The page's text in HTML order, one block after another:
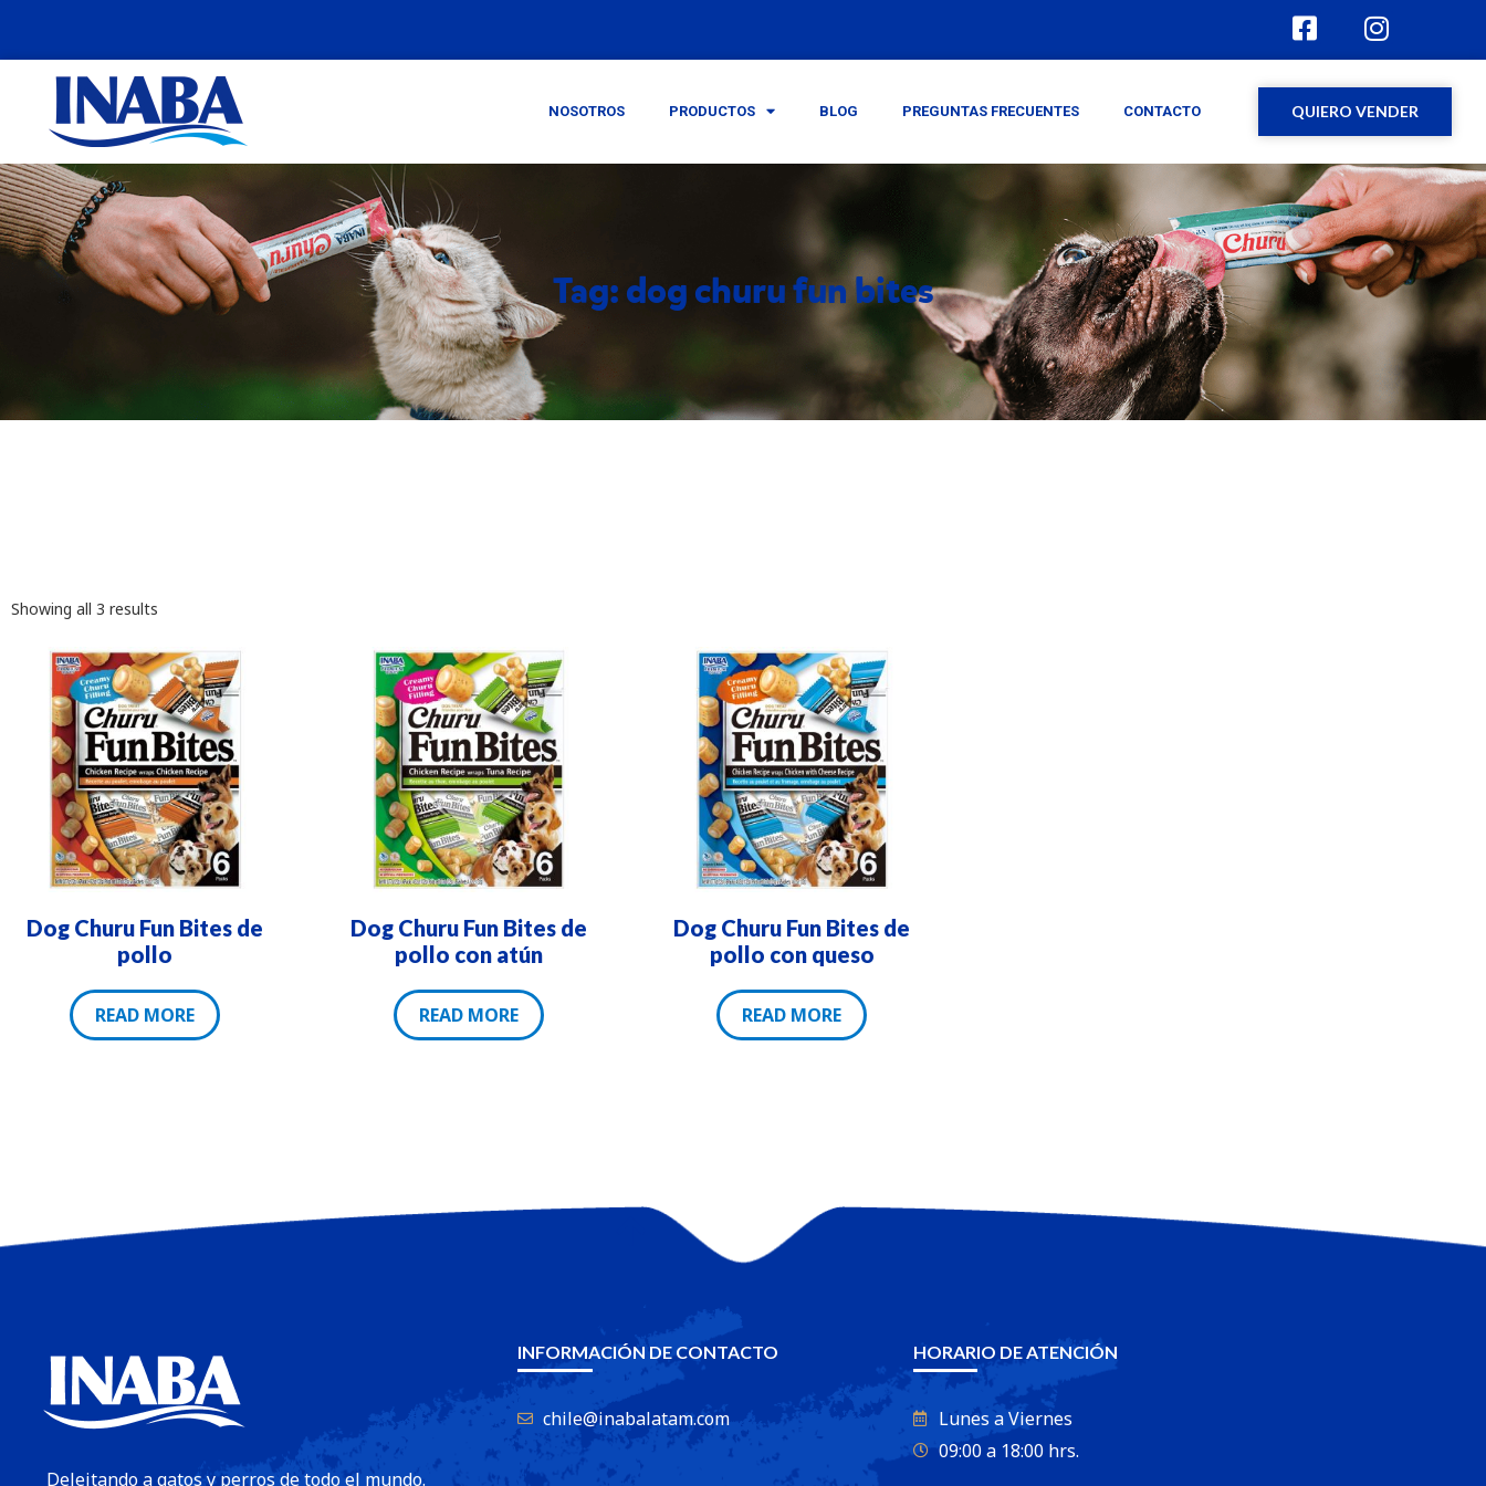
NOSOTROS PRODUCTOS BLOG PREGUNTAS FRECUENTES CONTACTO QUIERO VENDER
Tag: dog churu fun bites
Showing all 3 results
Dog Churu Fun Bites de
pollo
READ MORE
Dog Churu Fun Bites de
pollo con atún
READ MORE
Dog Churu Fun Bites de
pollo con queso
READ MORE
Deleitando a gatos y perros de todo el mundo.
INFORMACIÓN DE CONTACTO
chile@inabalatam.com
HORARIO DE ATENCIÓN
Lunes a Viernes
09:00 a 18:00 hrs.